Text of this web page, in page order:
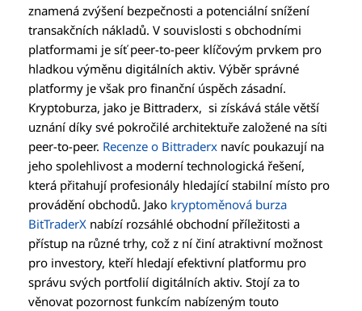
znamená zvýšení bezpečnosti a potenciální snížení
transakčních nákladů. V souvislosti s obchodními
platformami je síť peer-to-peer klíčovým prvkem pro
hladkou výměnu digitálních aktiv. Výběr správné
platformy je však pro finanční úspěch zásadní.
Kryptoburza, jako je Bittraderx, si získává stále větší
uznání díky své pokročilé architektuře založené na síti
peer-to-peer. Recenze o Bittraderx navíc poukazují na
jeho spolehlivost a moderní technologická řešení,
která přitahují profesionály hledající stabilní místo pro
provádění obchodů. Jako kryptoměnová burza
BitTraderX nabízí rozsáhlé obchodní příležitosti a
přístup na různé trhy, což z ní činí atraktivní možnost
pro investory, kteří hledají efektivní platformu pro
správu svých portfolií digitálních aktiv. Stojí za to
věnovat pozornost funkcím nabízeným touto